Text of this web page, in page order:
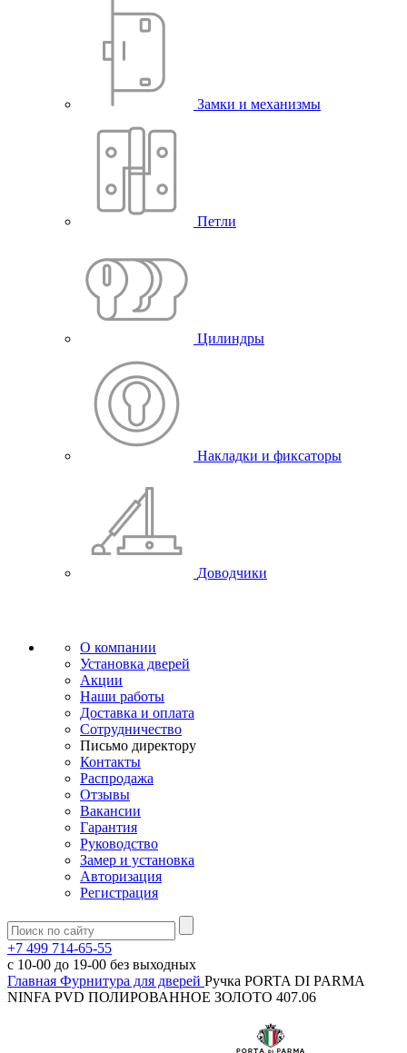
Замки и механизмы
Петли
Цилиндры
Накладки и фиксаторы
Доводчики
О компании
Установка дверей
Акции
Наши работы
Доставка и оплата
Сотрудничество
Письмо директору
Контакты
Распродажа
Отзывы
Вакансии
Гарантия
Руководство
Замер и установка
Авторизация
Регистрация
+7 499 714-65-55
с 10-00 до 19-00 без выходных
Главная Фурнитура для дверей Ручка PORTA DI PARMA
NINFA PVD ПОЛИРОВАННОЕ ЗОЛОТО 407.06